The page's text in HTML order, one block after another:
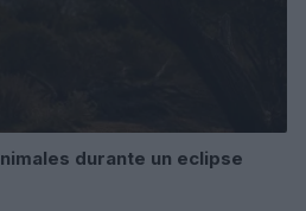
durante un eclipse